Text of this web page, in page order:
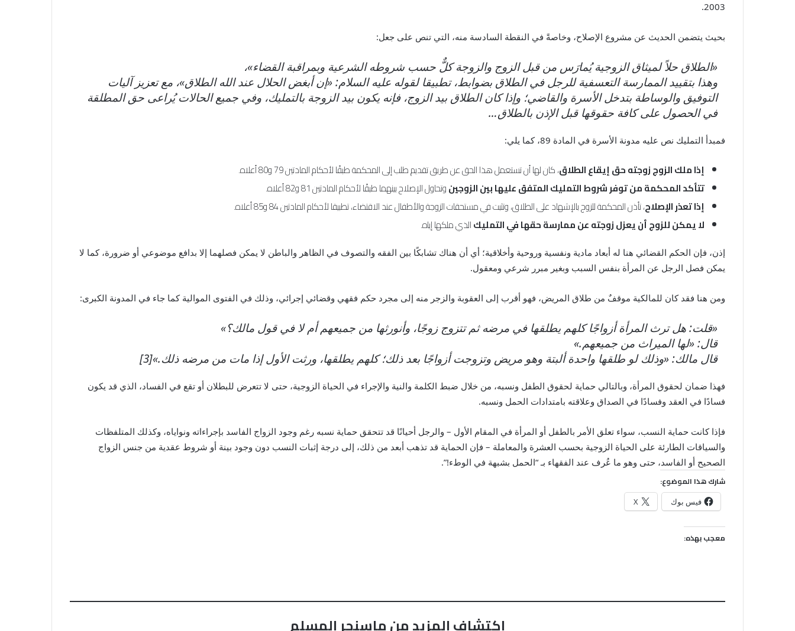
2003.
بحيث يتضمن الحديث عن مشروع الإصلاح، وخاصةً في النقطة السادسة منه، التي تنص على جعل:
«الطلاق حلاً لميثاق الزوجية يُمارَس من قبل الزوج والزوجة كلٌّ حسب شروطه الشرعية وبمراقبة القضاء»،
وهذا بتقييد الممارسة التعسفية للرجل في الطلاق بضوابط، تطبيقا لقوله عليه السلام: «إن أبغض الحلال عند الله الطلاق»، مع تعزيز آليات
التوفيق والوساطة بتدخل الأسرة والقاضي؛ وإذا كان الطلاق بيد الزوج، فإنه يكون بيد الزوجة بالتمليك، وفي جميع الحالات يُراعى حق المطلقة
في الحصول على كافة حقوقها قبل الإذن بالطلاق…
فمبدأ التمليك نص عليه مدونة الأسرة في المادة 89، كما يلي:
إذا ملك الزوج زوجته حق إيقاع الطلاق، كان لها أن تستعمل هذا الحق عن طريق تقديم طلب إلى المحكمة طبقًا لأحكام المادتين 79 و80 أعلاه.
تتأكد المحكمة من توفر شروط التمليك المتفق عليها بين الزوجينوتحاول الإصلاح بينهما طبقًا لأحكام المادتين 81 و82 أعلاه.
إذا تعذر الإصلاح، تأذن المحكمة للزوج بالإشهاد على الطلاق، وتثبت في مستحقات الزوجة والأطفال عند الاقتضاء، تطبيقا لأحكام المادتين 84 و85 أعلاه.
لا يمكن للزوج أن يعزل زوجته عن ممارسة حقها في التمليكالذي ملكها إياه.
إذن، فإن الحكم القضائي هنا له أبعاد مادية ونفسية وروحية وأخلاقية؛ أي أن هناك تشابكًا بين الفقه والتصوف في الظاهر والباطن لا يمكن فصلهما إلا بدافع موضوعي أو ضرورة، كما لا
يمكن فصل الرجل عن المرأة بنفس السبب وبغير مبرر شرعي ومعقول.
ومن هنا فقد كان للمالكية موقفٌ من طلاق المريض، فهو أقرب إلى العقوبة والزجر منه إلى مجرد حكم فقهي وقضائي إجرائي، وذلك في الفتوى الموالية كما جاء في المدونة الكبرى:
«قلت: هل ترث المرأة أزواجًا كلهم يطلقها في مرضه ثم تتزوج زوجًا، وأنورثها من جميعهم أم لا في قول مالك؟»
قال: «لها الميراث من جميعهم.»
قال مالك: «وذلك لو طلقها واحدة ألبتة وهو مريض وتزوجت أزواجًا بعد ذلك؛ كلهم يطلقها، ورثت الأول إذا مات من مرضه ذلك.»[3]
فهذا ضمان لحقوق المرأة، وبالتالي حماية لحقوق الطفل ونسبه، من خلال ضبط الكلمة والنية والإجراء في الحياة الزوجية، حتى لا تتعرض للبطلان أو تقع في الفساد، الذي قد يكون
فسادًا في العقد وفسادًا في الصداق وعلاقته بامتدادات الحمل ونسبه.
فإذا كانت حماية النسب، سواء تعلق الأمر بالطفل أو المرأة في المقام الأول – والرجل أحيانًا قد تتحقق حماية نسبه رغم وجود الزواج الفاسد بإجراءاته ونواياه، وكذلك المتلفظات
والسياقات الطارئة على الحياة الزوجية بحسب العشرة والمعاملة – فإن الحماية قد تذهب أبعد من ذلك، إلى درجة إثبات النسب دون وجود بينة أو شروط عقدية من جنس الزواج
الصحيح أو الفاسد، حتى وهو ما عُرف عند الفقهاء بـ “الحمل بشبهة في الوطء!”.
شارك هذا الموضوع:
فيس بوك X
معجب بهذه:
اكتشاف المزيد من ماسنجر المسلم